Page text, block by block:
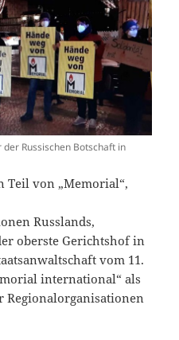
Russischen Botschaft in
Teil von „Memorial“,
Russlands,
oberste Gerichtshof in
vom 11.
international“ als